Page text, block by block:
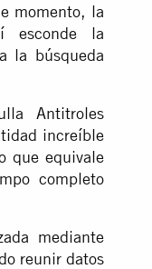
momento, la
esconde la
la búsqueda
Antitroles
increíble
que equivale
completo
mediante
reunir datos